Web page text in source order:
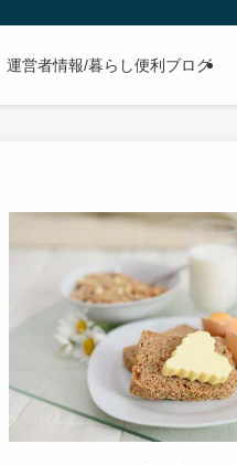
運営者情報/暮らし便利ブログ